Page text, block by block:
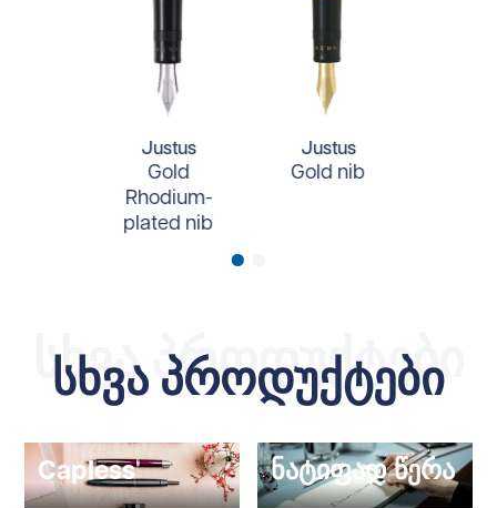
Justus
Gold
Rhodium-
plated nib
Justus
Gold nib
სხვა პროდუქტები
სხვა პროდუქტები
Capless ნატიფად წერა